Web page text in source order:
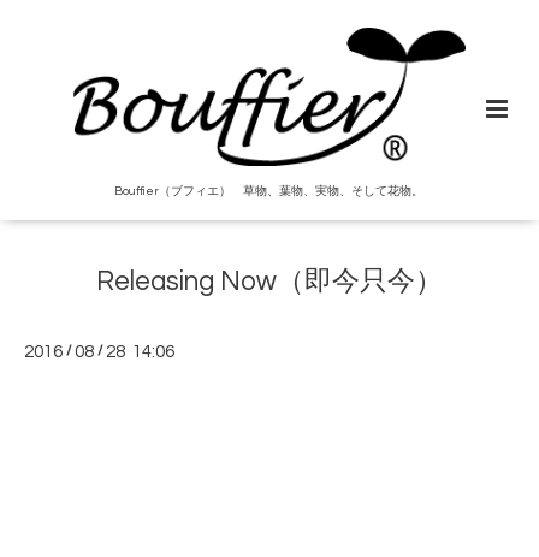
Bouffier（ブフィエ） 草物、葉物、実物、そして花物。
Releasing Now（即今只今）
2016 /08 / 28 14:06